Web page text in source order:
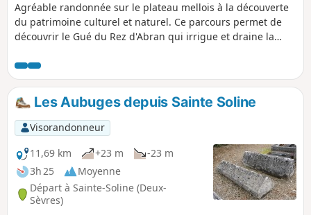
Agréable randonnée sur le plateau mellois à la découverte
du patrimoine culturel et naturel. Ce parcours permet de
découvrir le Gué du Rez d'Abran qui irrigue et draine la
réserve d'eau des Grandes Versennes, la source de la
Fontaine, mais aussi l'église de Sainte-Soline et des
bâtiments traditionnels. Cette randonnée est dans une zone
de campagne particulièrement calme et reposante.
Les Aubuges depuis Sainte Soline
Visorandonneur
11,69 km
+23 m
-23 m
3h 25
Moyenne
Départ à Sainte-Soline (Deux-
Sèvres)